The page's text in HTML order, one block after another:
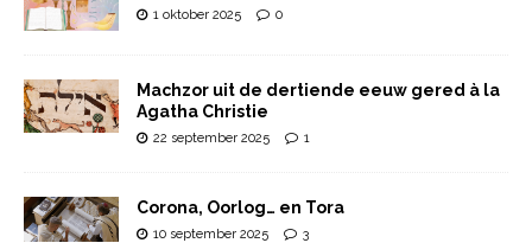
1 oktober 2025 0
Machzor uit de dertiende eeuw gered à la
Agatha Christie
22 september 2025 1
Corona, Oorlog… en Tora
10 september 2025 3